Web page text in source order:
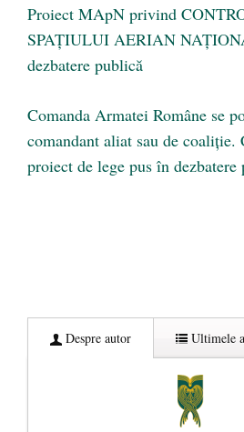
Proiect MApN privind
SPAȚIULUI AERIAN
dezbatere publică
Comanda Armatei Române se
comandant aliat sau de coaliție.
proiect de lege pus în
Despre autor Ultimele